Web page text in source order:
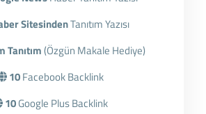
SitesindenTanıtım Yazısı
Tanıtım(Özgün Makale Hediye)
10Facebook Backlink
10Google Plus Backlink